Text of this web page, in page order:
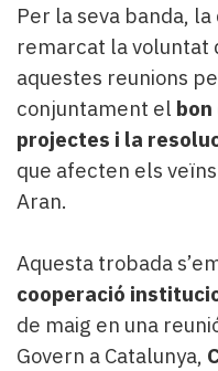
Per la seva banda,
remarcat la voluntat
aquestes reunions
conjuntament el
projectes i la
que afecten els
Aran.
Aquesta trobada
cooperació
de maig en una
Govern a Catalunya,